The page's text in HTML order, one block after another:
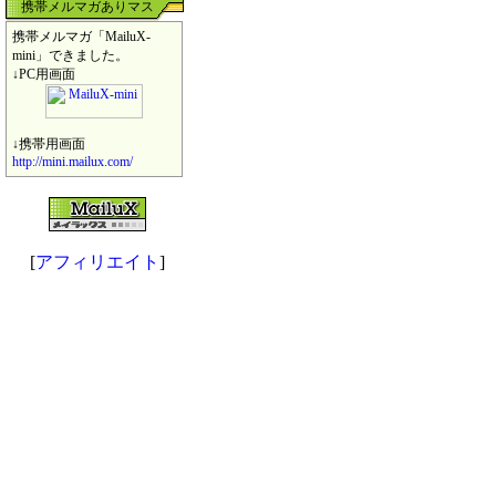
携帯メルマガありマス
携帯メルマガ「MailuX-
mini」できました。
↓PC用画面
↓携帯用画面
http://mini.mailux.com/
[アフィリエイト ]